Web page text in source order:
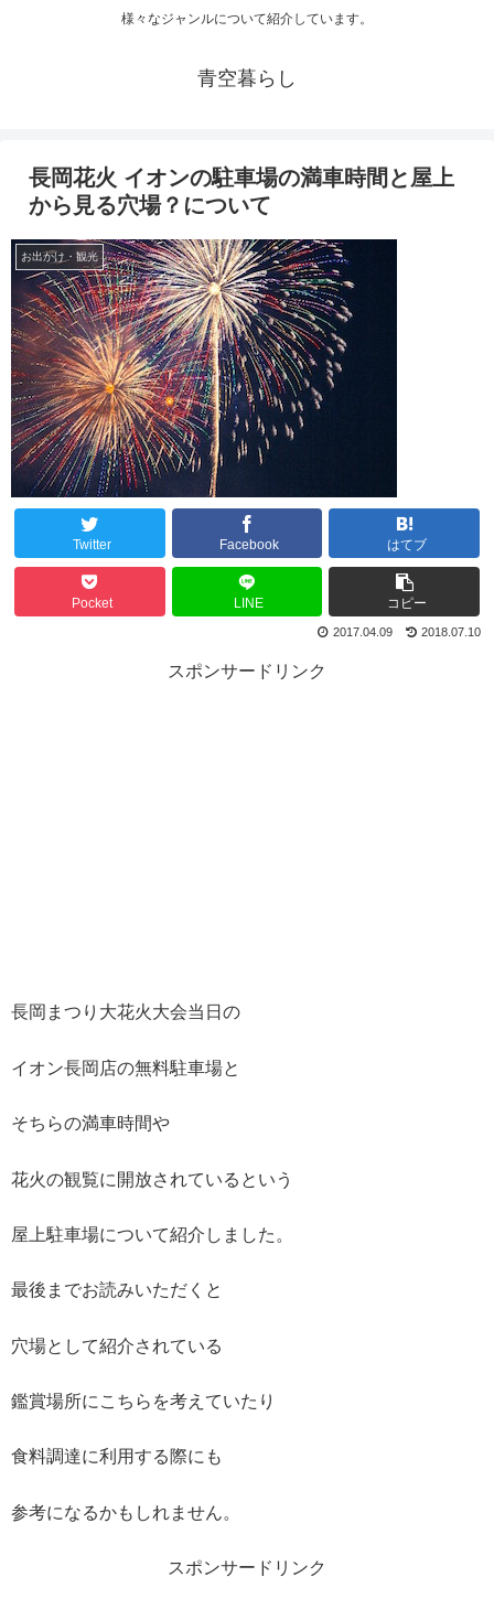
様々なジャンルについて紹介しています。
青空暮らし
長岡花火 イオンの駐車場の満車時間と屋上
から見る穴場？について
お出かけ・観光
Twitter Facebook はてブ
Pocket LINE コピー
2018.07.10
2017.04.09
スポンサードリンク
長岡まつり大花火大会当日の
イオン長岡店の無料駐車場と
そちらの満車時間や
花火の観覧に開放されているという
屋上駐車場について紹介しました。
最後までお読みいただくと
穴場として紹介されている
鑑賞場所にこちらを考えていたり
食料調達に利用する際にも
参考になるかもしれません。
スポンサードリンク